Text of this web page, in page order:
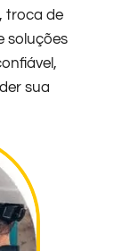
troca de
soluções
sua